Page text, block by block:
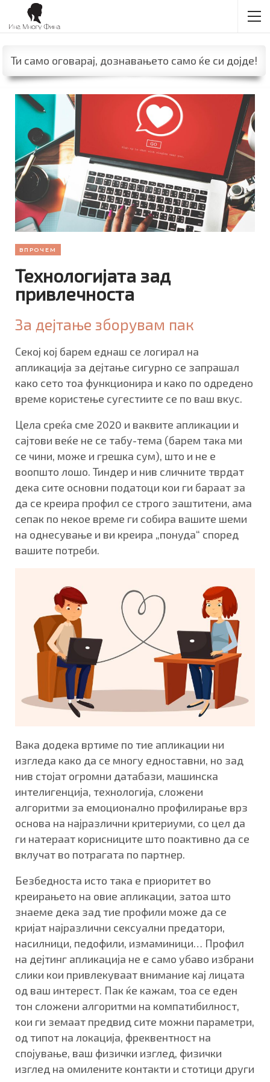
Ти само оговарај, дознавањето само ќе си дојде!
ВПРОЧЕМ
Технологијата зад
привлечноста
За дејтање зборувам пак
Секој кој барем еднаш се логирал на
апликација за дејтање сигурно се запрашал
како сето тоа функционира и како по одредено
време користење сугестиите се по ваш вкус.
Цела среќа сме 2020 и ваквите апликации и
сајтови веќе не се табу-тема (барем така ми
се чини, може и грешка сум), што и не е
воопшто лошо. Тиндер и нив сличните тврдат
дека сите основни податоци кои ги бараат за
да се креира профил се строго заштитени, ама
сепак по некое време ги собира вашите шеми
на однесување и ви креира „понуда“ според
вашите потреби.
Вака додека вртиме по тие апликации ни
изгледа како да се многу едноставни, но зад
нив стојат огромни датабази, машинска
интелигенција, технологија, сложени
алгоритми за емоционално профилирање врз
основа на најразлични критериуми, со цел да
ги натераат корисниците што поактивно да се
вклучат во потрагата по партнер.
Безбедноста исто така е приоритет во
креирањето на овие апликации, затоа што
знаеме дека зад тие профили може да се
кријат најразлични сексуални предатори,
насилници, педофили, измаминици… Профил
на дејтинг апликација не е само убаво избрани
слики кои привлекуваат внимание кај лицата
од ваш интерест. Пак ќе кажам, тоа се еден
тон сложени алгоритми на компатибилност,
кои ги земаат предвид сите можни параметри,
од типот на локација, фреквентност на
спојување, ваш физички изглед, физички
изглед на омилените контакти и стотици други